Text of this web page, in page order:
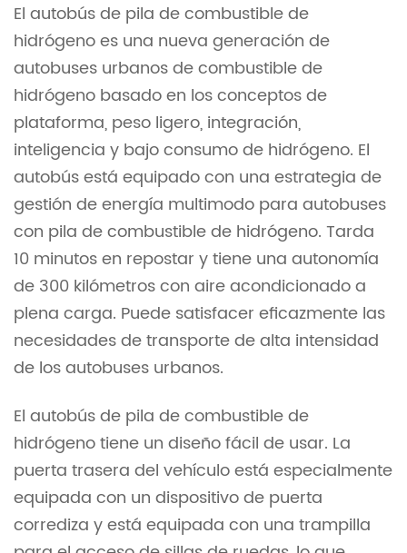
El autobús de pila de combustible de
hidrógeno es una nueva generación de
autobuses urbanos de combustible de
hidrógeno basado en los conceptos de
plataforma, peso ligero, integración,
inteligencia y bajo consumo de hidrógeno. El
autobús está equipado con una estrategia de
gestión de energía multimodo para autobuses
con pila de combustible de hidrógeno. Tarda
10 minutos en repostar y tiene una autonomía
de 300 kilómetros con aire acondicionado a
plena carga. Puede satisfacer eficazmente las
necesidades de transporte de alta intensidad
de los autobuses urbanos.
El autobús de pila de combustible de
hidrógeno tiene un diseño fácil de usar. La
puerta trasera del vehículo está especialmente
equipada con un dispositivo de puerta
corrediza y está equipada con una trampilla